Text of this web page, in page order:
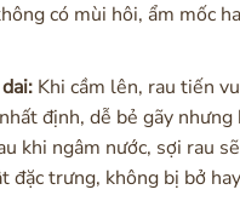
có mùi hôi, ẩm mốc
Khi cầm lên, rau tiến
định, dễ bẻ gãy nhưng
khi ngâm nước, sợi rau
đặc trưng, không bị bở